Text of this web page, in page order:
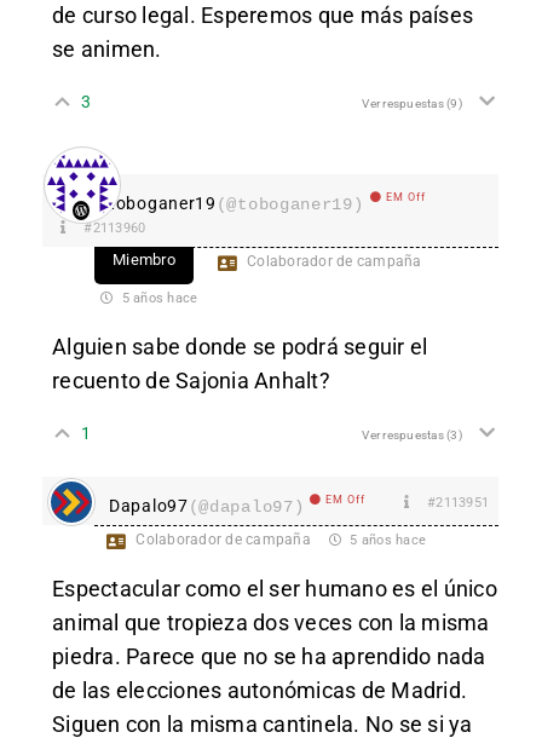
de curso legal. Esperemos que más países
se animen.
3 Ver respuestas(9)
toboganer19 (@toboganer19) EM Off
#2113960
Miembro Colaborador de campaña
5 años hace
Alguien sabe donde se podrá seguir el
recuento de Sajonia Anhalt?
1 Ver respuestas(3)
Dapalo97(@dapalo97) EM Off #2113951
Colaborador de campaña 5 años hace
Espectacular como el ser humano es el único
animal que tropieza dos veces con la misma
piedra. Parece que no se ha aprendido nada
de las elecciones autonómicas de Madrid.
Siguen con la misma cantinela. No se si ya